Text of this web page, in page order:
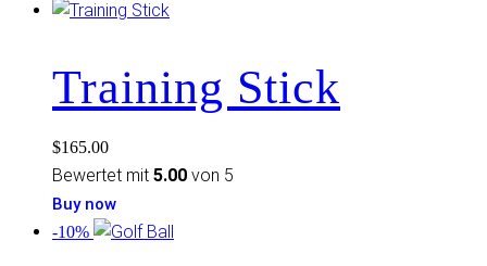
Training Stick
$165.00
Bewertet mit 5.00 von 5
Buy now
-10%